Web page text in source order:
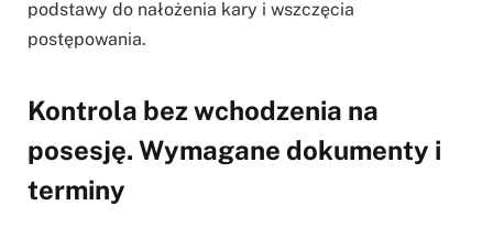
podstawy do nałożenia kary i wszczęcia
postępowania.
Kontrola bez wchodzenia na
posesję. Wymagane dokumenty i
terminy